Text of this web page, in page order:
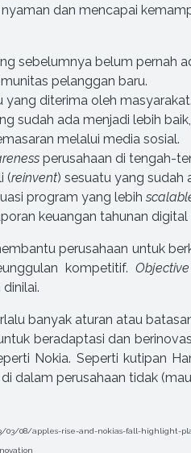
dan mencapai
sebelumnya belum pernah
pelanggan baru.
yang diterima oleh
sudah ada menjadi lebih
melalui media sosial.
perusahaan di tengah-
(reinvent) sesuatu yang sudah
program yang lebih
keuangan tahunan digital
perusahaan untuk
kompetitif.Objective
banyak aturan atau
beradaptasi dan
Nokia. Seperti kutipan
dalam perusahaan tidak
08/apples-rise-and-nokias-fall-highlight-